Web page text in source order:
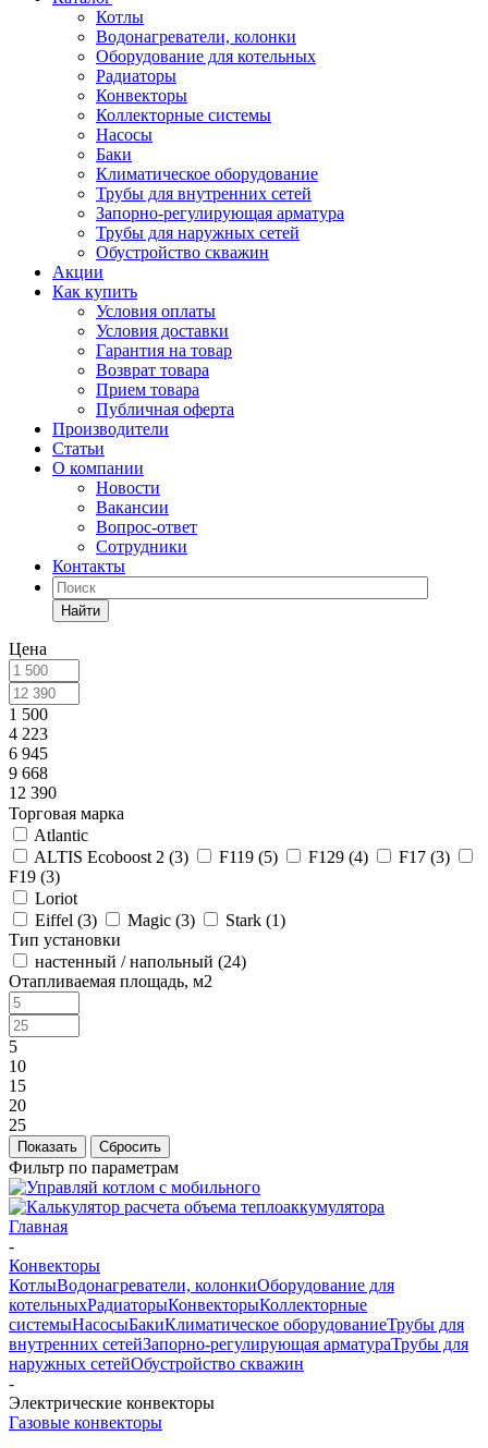
Котлы
Водонагреватели, колонки
Оборудование для котельных
Радиаторы
Конвекторы
Коллекторные системы
Насосы
Баки
Климатическое оборудование
Трубы для внутренних сетей
Запорно-регулирующая арматура
Трубы для наружных сетей
Обустройство скважин
Акции
Как купить
Условия оплаты
Условия доставки
Гарантия на товар
Возврат товара
Прием товара
Публичная оферта
Производители
Статьи
О компании
Новости
Вакансии
Вопрос-ответ
Сотрудники
Контакты
Найти
Цена
1 500
4 223
6 945
9 668
12 390
Торговая марка
Atlantic
ALTIS Ecoboost 2 (3) F119 (5) F129 (4) F17 (3)
F19 (3)
Loriot
Eiffel (3) Magic (3) Stark (1)
Тип установки
настенный / напольный (24)
Отапливаемая площадь, м2
5
10
15
20
25
Сбросить
Фильтр по параметрам
Главная
-
Конвекторы
КотлыВодонагреватели, колонкиОборудование для
котельныхРадиаторыКонвекторыКоллекторные
системыНасосыБакиКлиматическое оборудованиеТрубы для
внутренних сетейЗапорно-регулирующая арматураТрубы для
наружных сетейОбустройство скважин
-
Электрические конвекторы
Газовые конвекторы